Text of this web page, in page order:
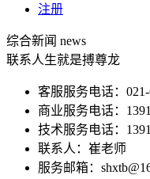
注册
综合新闻 news
联系人生就是搏尊龙
客服服务电话：021-
商业服务电话：
技术服务电话：
联系人：崔老师
服务邮箱：